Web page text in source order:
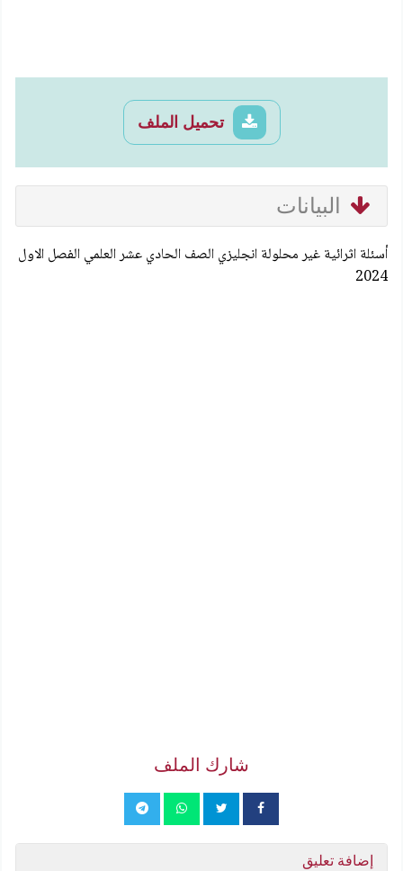
تحميل الملف
البيانات
أسئلة اثرائية غير محلولة انجليزي الصف الحادي عشر العلمي الفصل الاول
2024
شارك الملف
إضافة تعليق